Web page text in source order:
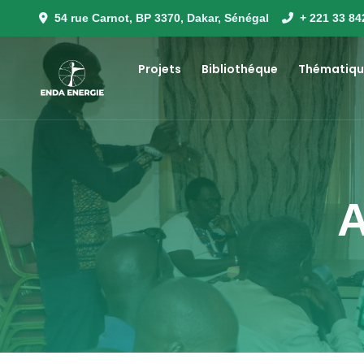
54 rue Carnot, BP 3370, Dakar, Sénégal + 221 33
Projets Bibliothéque